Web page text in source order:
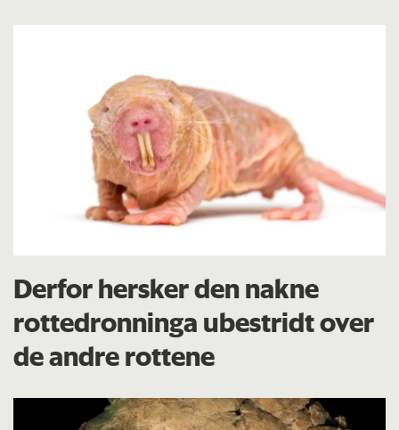
Derfor hersker den nakne
rottedronninga ubestridt over
de andre rottene